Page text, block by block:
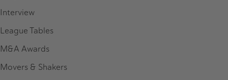
Interview
League Tables
M&A Awards
Movers & Shakers